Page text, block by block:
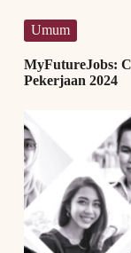
Umum
MyFutureJobs:
Pekerjaan 2024